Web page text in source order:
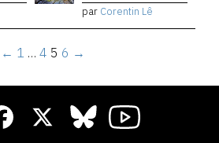
par Corentin Lê
← 1 … 4 5 6 →